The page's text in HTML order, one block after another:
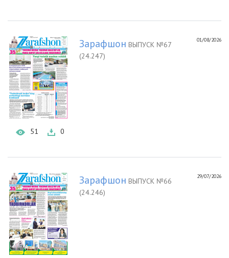
51 0
01/08/2026
Зарафшон ВЫПУСК №67
(24.247)
29/07/2026
Зарафшон ВЫПУСК №66
(24.246)